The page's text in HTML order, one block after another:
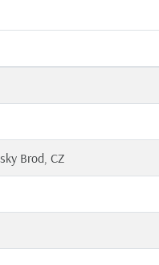
Brod, CZ